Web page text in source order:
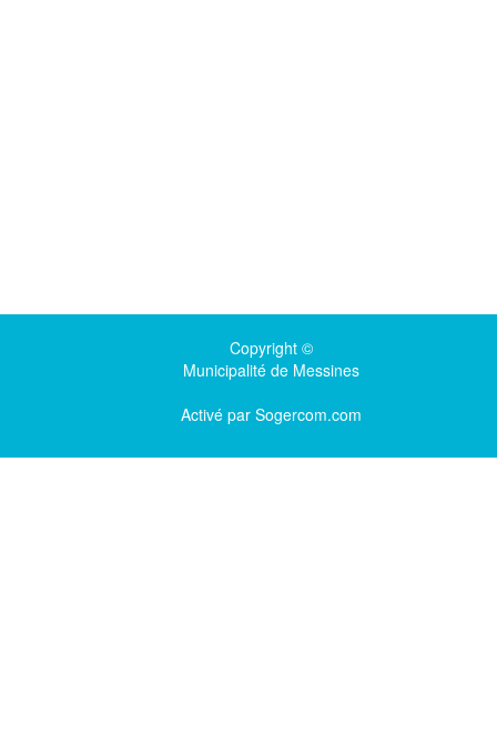
Copyright ©
Municipalité de Messines
Activé par Sogercom.com